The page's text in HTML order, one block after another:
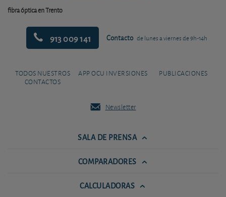
fibra óptica en Trento
913 009 141 Contacto de lunes a viernes de 9h-14h
TODOS NUESTROS
CONTACTOS
APP OCU INVERSIONES PUBLICACIONES
Newsletter
SALA DE PRENSA
COMPARADORES
CALCULADORAS